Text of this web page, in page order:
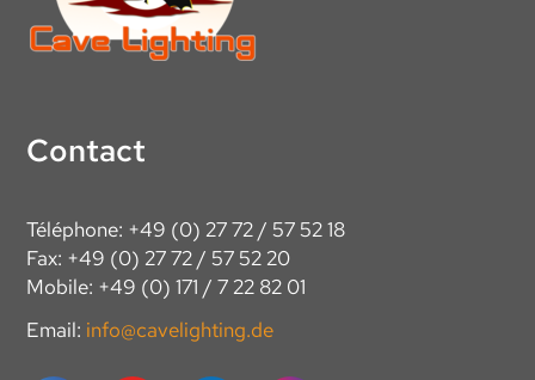
Contact
Téléphone: +49 (0) 27 72 / 57 52 18
Fax: +49 (0) 27 72 / 57 52 20
Mobile: +49 (0) 171 / 7 22 82 01
Email: info@cavelighting.de